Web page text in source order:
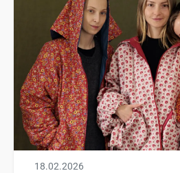
18.02.2026